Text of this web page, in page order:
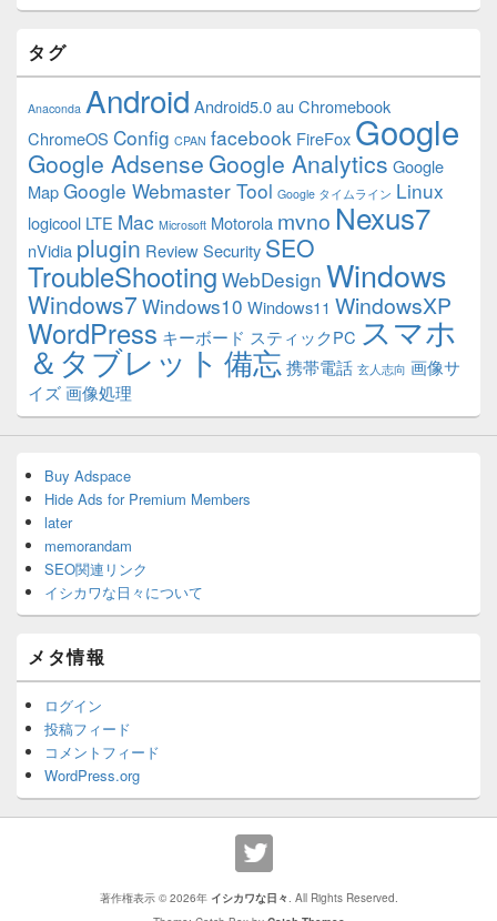
タグ
Anaconda Android Android5.0au Chromebook
ChromeOS Config CPAN facebook FireFox Google
Google Adsense Google Analytics Google
MapGoogle Webmaster Tool Google タイムライン Linux
logicool LTE Mac Microsoft Motorola mvno Nexus7
nVidia plugin ReviewSecurity SEO
TroubleShooting WebDesign Windows
Windows7 Windows10 Windows11 WindowsXP
WordPress キーボード スティックPC スマホ
＆タブレット 備忘 携帯電話 玄人志向 画像サ
イズ画像処理
Buy Adspace
Hide Ads for Premium Members
later
memorandam
SEO関連リンク
イシカワな日々について
メタ情報
ログイン
投稿フィード
コメントフィード
WordPress.org
著作権表示 © 2026年 イシカワな日々. All Rights Reserved.